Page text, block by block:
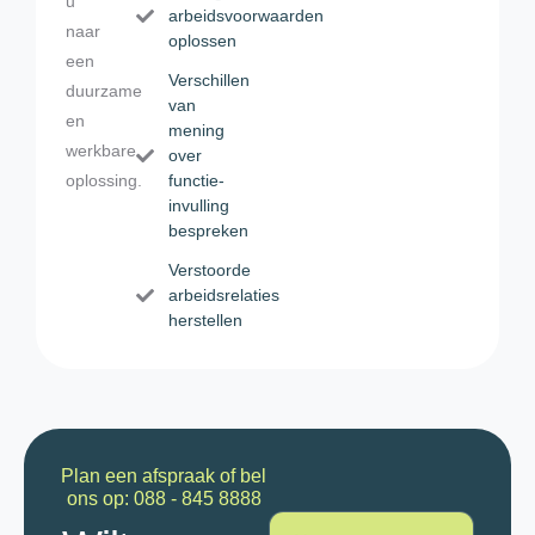
naar
een
duurzame
en
werkbare
oplossing.
arbeidsvoorwaarden
oplossen
Verschillen
van
mening
over
functie-
invulling
bespreken
Verstoorde
arbeidsrelaties
herstellen
Plan een afspraak of bel
ons op: 088 - 845 8888
N